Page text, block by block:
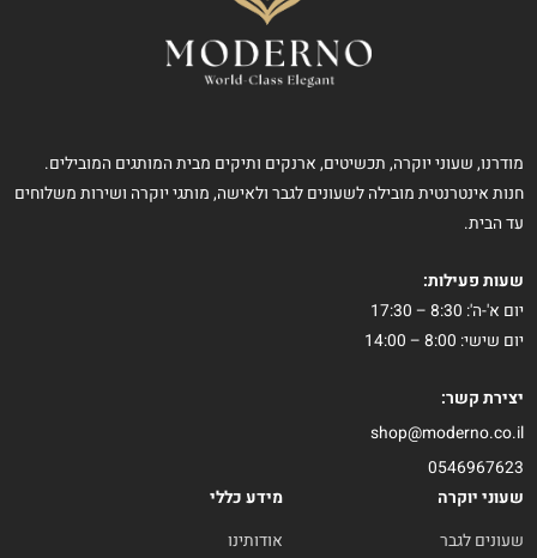
מודרנו, שעוני יוקרה, תכשיטים, ארנקים ותיקים מבית המותגים המובילים.
חנות אינטרנטית מובילה לשעונים לגבר ולאישה, מותגי יוקרה ושירות משלוחים
עד הבית.
שעות פעילות:
יום א'-ה': 8:30 – 17:30
יום שישי: 8:00 – 14:00
יצירת קשר:
shop@moderno.co.il
0546967623
שעוני יוקרה
שעונים לגבר
מידע כללי
אודותינו